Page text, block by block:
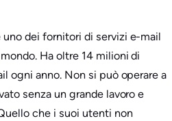
dei fornitori di servizi e-mail
Ha oltre 14 milioni di
ogni anno. Non si può operare a
senza un grande lavoro e
che i suoi utenti non